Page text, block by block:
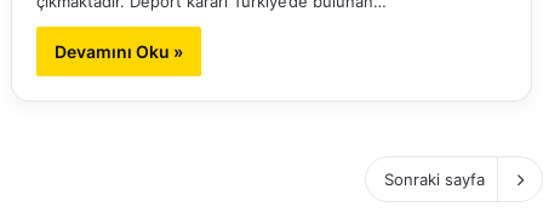
Devamını Oku »
Sonraki sayfa